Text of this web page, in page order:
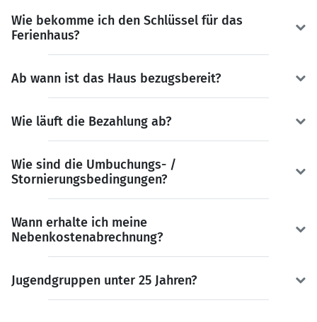
Wie bekomme ich den Schlüssel für das
Ferienhaus?
Ab wann ist das Haus bezugsbereit?
Wie läuft die Bezahlung ab?
Wie sind die Umbuchungs- /
Stornierungsbedingungen?
Wann erhalte ich meine
Nebenkostenabrechnung?
Jugendgruppen unter 25 Jahren?